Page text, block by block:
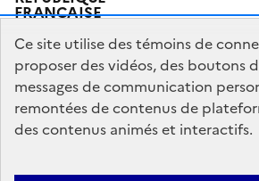
FRANÇAISE
Plan du site Mentions légales Qui
Partagez votre expérience pour
Ce site utilise des témoins de
proposer des vidéos, des boutons
messages de communication
remontées de contenus de
des contenus animés et interactifs.